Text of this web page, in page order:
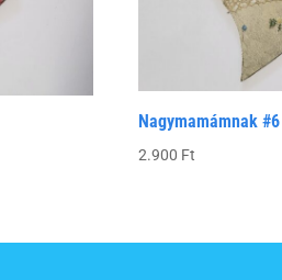
Nagymamámnak #6
2.900 Ft